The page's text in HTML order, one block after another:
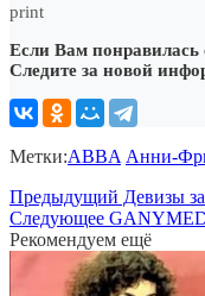
print
Если Вам понравилась
Следите за новой
Метки:ABBA Анни-
Предыдущий Девизы
Следующее
Рекомендуем ещё